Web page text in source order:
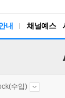
내 채널예스
수입)